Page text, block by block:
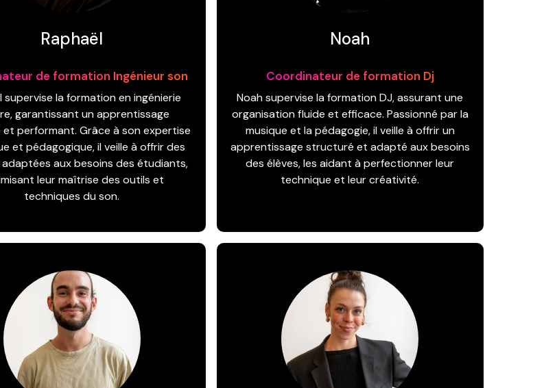
Raphaël
de formation Ingénieur son
supervise la formation en ingénierie
garantissant un apprentissage
performant. Grâce à son expertise
et pédagogique, il veille à offrir des
adaptées aux besoins des étudiants,
leur maîtrise des outils et
techniques du son.
Noah
Coordinateur de formation Dj
Noah supervise la formation DJ, assurant une
organisation fluide et efficace. Passionné par la
musique et la pédagogie, il veille à offrir un
apprentissage structuré et adapté aux besoins
des élèves, les aidant à perfectionner leur
technique et leur créativité.